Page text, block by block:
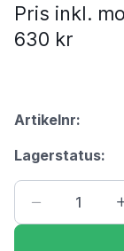
Pris inkl.
630 kr
Artikelnr:
Lagerstatus: